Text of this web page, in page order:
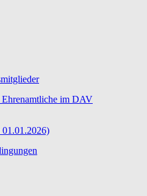
im DAV
01.01.2026)